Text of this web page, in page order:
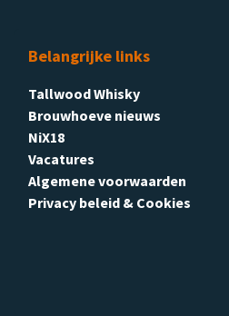
Belangrijke links
Tallwood Whisky
Brouwhoeve nieuws
NiX18
Vacatures
Algemene voorwaarden
Privacy beleid & Cookies